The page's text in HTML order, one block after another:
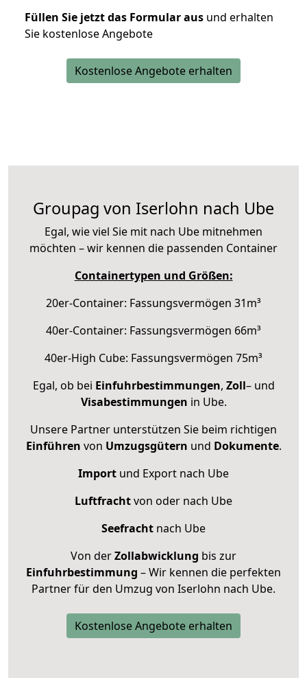
Füllen Sie jetzt das Formular aus und erhalten
Sie kostenlose Angebote
Kostenlose Angebote erhalten
Groupag von Iserlohn nach Ube
Egal, wie viel Sie mit nach Ube mitnehmen
möchten – wir kennen die passenden Container
Containertypen und Größen:
20er-Container: Fassungsvermögen 31m³
40er-Container: Fassungsvermögen 66m³
40er-High Cube: Fassungsvermögen 75m³
Egal, ob bei Einfuhrbestimmungen, Zoll– und
Visabestimmungen in Ube.
Unsere Partner unterstützen Sie beim richtigen
Einführen von Umzugsgütern und Dokumente.
Import und Export nach Ube
Luftfrachtvon oder nach Ube
Seefracht nach Ube
Von derZollabwicklung bis zur
Einfuhrbestimmung – Wir kennen die perfekten
Partner für den Umzug von Iserlohn nach Ube.
Kostenlose Angebote erhalten